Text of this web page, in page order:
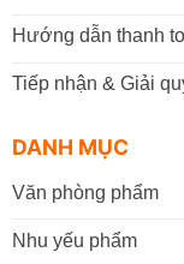
Hướng dẫn thanh
Tiếp nhận & Giải
DANH MỤC
Văn phòng phẩm
Nhu yếu phẩm